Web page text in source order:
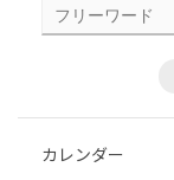
カレンダー